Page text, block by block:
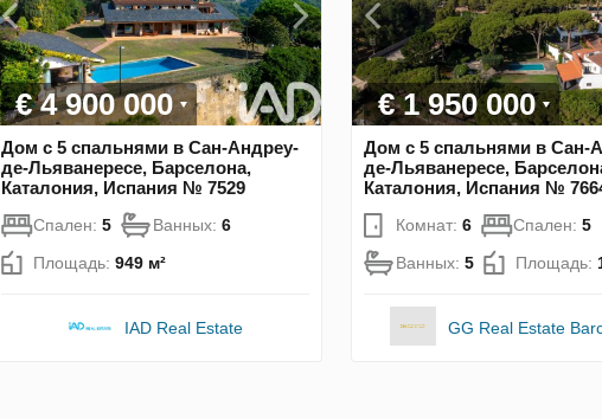
€ 4 900 000
Дом с 5 спальнями в Сан-Андреу-
де-Льяванересе, Барселона,
Каталония, Испания № 7529
Спален: 5 Ванных: 6
Площадь: 949 м²
IAD Real Estate
€ 1 950 000
Дом с 5 спальнями в Сан-
де-Льяванересе,
Каталония, Испания №
Комнат: 6 Спален: 5
Ванных: 5 Площадь:
GG Real Estate